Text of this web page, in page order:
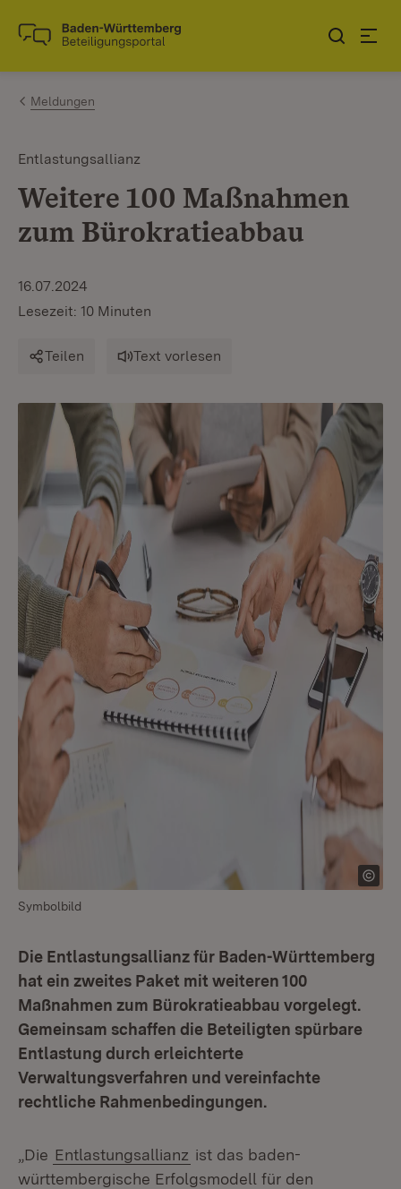
Zum Inhalt springen
Link zur Startseite
Meldungen
Entlastungsallianz
Weitere 100 Maßnahmen
zum Bürokratieabbau
16.07.2024
Lesezeit: 10 Minuten
Teilen Text vorlesen
Symbolbild
Die Entlastungsallianz für Baden-Württemberg
hat ein zweites Paket mit weiteren 100
Maßnahmen zum Bürokratieabbau vorgelegt.
Gemeinsam schaffen die Beteiligten spürbare
Entlastung durch erleichterte
Verwaltungsverfahren und vereinfachte
rechtliche Rahmenbedingungen.
„Die Entlastungsallianz ist das baden-
württembergische Erfolgsmodell für den